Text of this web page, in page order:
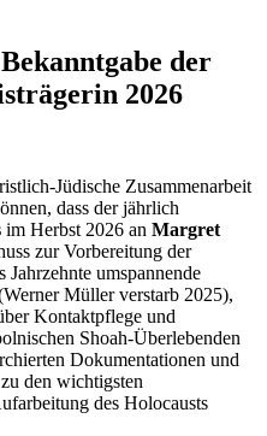
der
2026
Jüdische Zusammenarbeit
dass der jährlich
im Herbst 2026 an Margret
zur Vorbereitung der
umspannende
Müller verstarb 2025),
Kontaktpflege und
Shoah-Überlebenden
Dokumentationen und
den wichtigsten
des Holocausts